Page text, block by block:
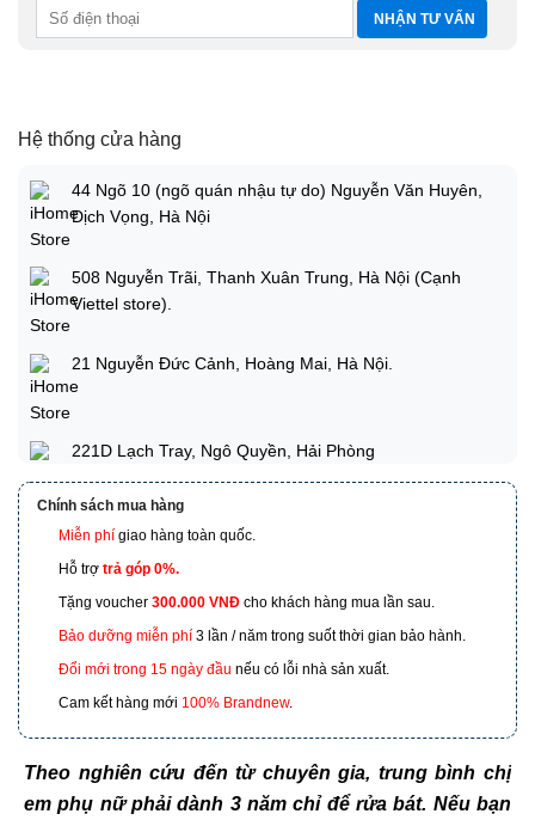
Hệ thống cửa hàng
44 Ngõ 10 (ngõ quán nhậu tự do) Nguyễn Văn Huyên,
Dịch Vọng, Hà Nội
508 Nguyễn Trãi, Thanh Xuân Trung, Hà Nội (Cạnh
Viettel store).
21 Nguyễn Đức Cảnh, Hoàng Mai, Hà Nội.
221D Lạch Tray, Ngô Quyền, Hải Phòng
173 Nguyễn Thái Bình, Phường 4, Quận Tân Bình, Hồ
Chí Minh
601 Hoàng Liên, TP Lào Cai
Chính sách mua hàng
Miễn phí giao hàng toàn quốc.
Hỗ trợ trả góp 0%.
Tặng voucher 300.000 VNĐ cho khách hàng mua lần sau.
Bảo dưỡng miễn phí 3 lần / năm trong suốt thời gian bảo hành.
Đổi mới trong 15 ngày đầu nếu có lỗi nhà sản xuất.
Cam kết hàng mới 100% Brandnew.
Theo nghiên cứu đến từ chuyên gia, trung bình chị
em phụ nữ phải dành 3 năm chỉ để rửa bát. Nếu bạn